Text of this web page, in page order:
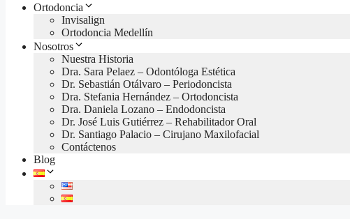
Ortodoncia
Invisalign
Ortodoncia Medellín
Nosotros
Nuestra Historia
Dra. Sara Pelaez – Odontóloga Estética
Dr. Sebastián Otálvaro – Periodoncista
Dra. Stefania Hernández – Ortodoncista
Dra. Daniela Lozano – Endodoncista
Dr. José Luis Gutiérrez – Rehabilitador Oral
Dr. Santiago Palacio – Cirujano Maxilofacial
Contáctenos
Blog